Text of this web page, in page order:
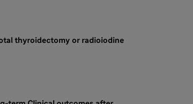
thyroidectomy or radioiodine